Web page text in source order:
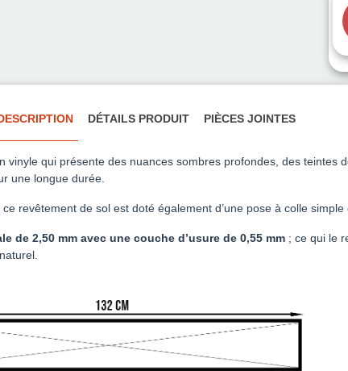
DÉTAILS PRODUIT PIÈCES JOINTES
vinyle qui présente des nuances sombres profondes, des teintes
une longue durée.
revêtement de sol est doté également d’une pose à colle
de 2,50 mm avec une couche d’usure de 0,55 mm ; ce qui le